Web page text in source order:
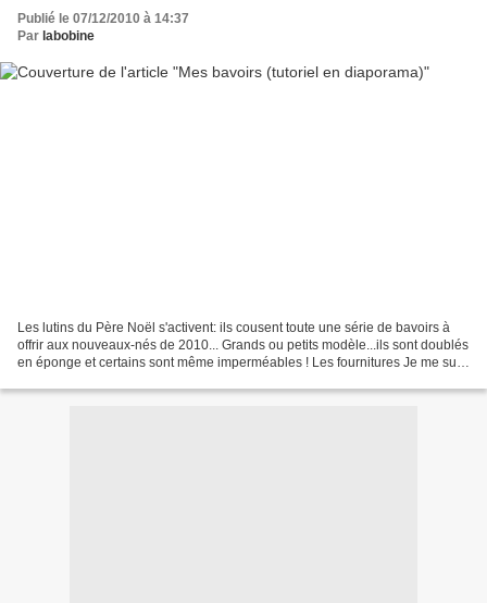
Publié le 07/12/2010 à 14:37
Par labobine
Les lutins du Père Noël s'activent: ils cousent toute une série de bavoirs à
offrir aux nouveaux-nés de 2010... Grands ou petits modèle...ils sont doublés
en éponge et certains sont même imperméables ! Les fournitures Je me suis